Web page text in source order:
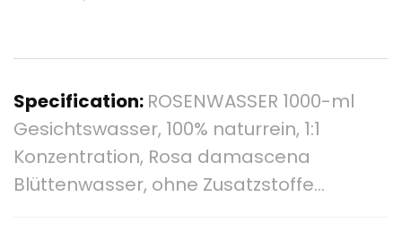
Specification: ROSENWASSER 1000-ml
Gesichtswasser, 100% naturrein, 1:1
Konzentration, Rosa damascena
Blüttenwasser, ohne Zusatzstoffe…